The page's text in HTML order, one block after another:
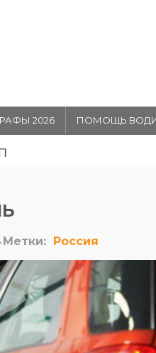
2026 ПОМОЩЬ
Москве
Метки: Россия